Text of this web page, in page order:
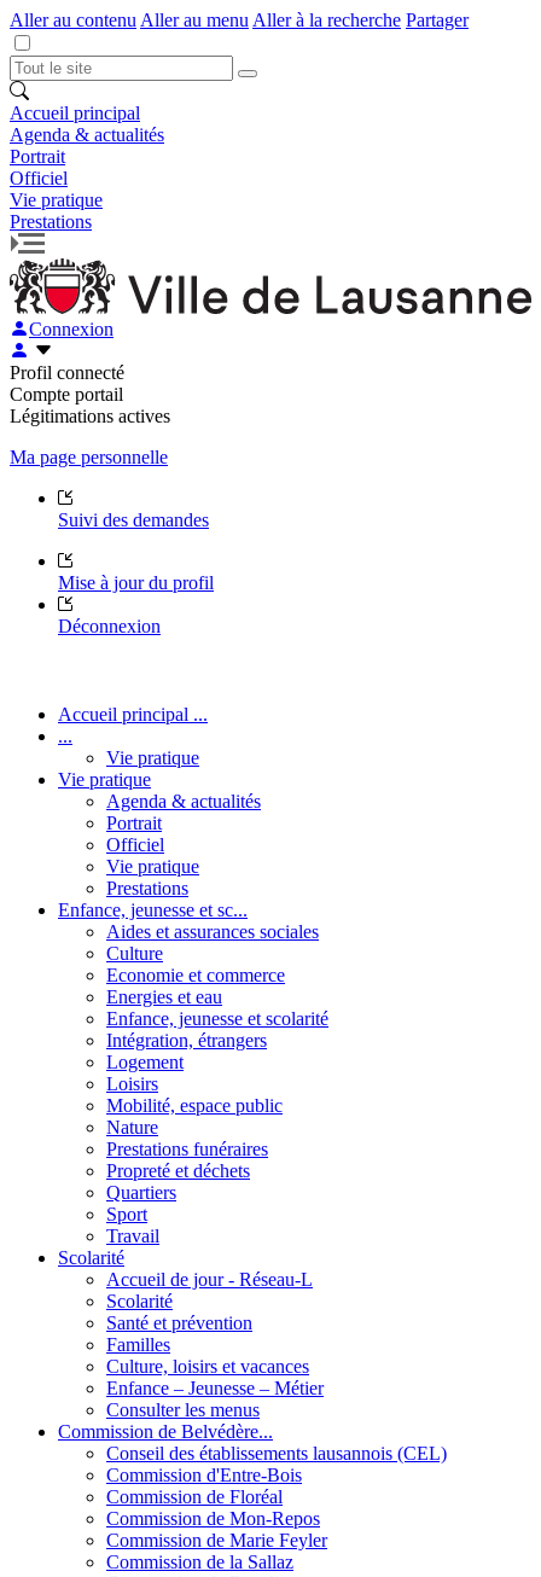
Aller au contenu Aller au menu Aller à la recherche Partager
Accueil principal
Agenda & actualités
Portrait
Officiel
Vie pratique
Prestations
Connexion
Profil connecté
Compte portail
Légitimations actives
Ma page personnelle
Suivi des demandes
Mise à jour du profil
Déconnexion
Accueil principal ...
...
Vie pratique
Vie pratique
Agenda & actualités
Portrait
Officiel
Vie pratique
Prestations
Enfance, jeunesse et sc...
Aides et assurances sociales
Culture
Economie et commerce
Energies et eau
Enfance, jeunesse et scolarité
Intégration, étrangers
Logement
Loisirs
Mobilité, espace public
Nature
Prestations funéraires
Propreté et déchets
Quartiers
Sport
Travail
Scolarité
Accueil de jour - Réseau-L
Scolarité
Santé et prévention
Familles
Culture, loisirs et vacances
Enfance – Jeunesse – Métier
Consulter les menus
Commission de Belvédère...
Conseil des établissements lausannois (CEL)
Commission d'Entre-Bois
Commission de Floréal
Commission de Mon-Repos
Commission de Marie Feyler
Commission de la Sallaz